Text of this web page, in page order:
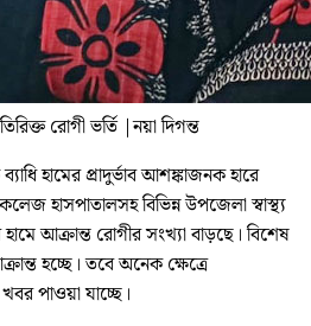
রোগী ভর্তি |নয়া দিগন্ত
হামের প্রাদুর্ভাব আশঙ্কাজনক হারে
হাসপাতালসহ বিভিন্ন উপজেলা স্বাস্থ্য
আক্রান্ত রোগীর সংখ্যা বাড়ছে। বিশেষ
হচ্ছে। তবে অনেক ক্ষেত্রে
পাওয়া যাচ্ছে।